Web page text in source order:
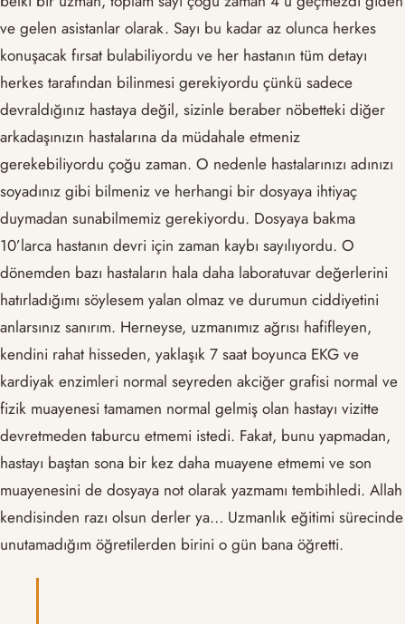
ve gelen asistanlar olarak. Sayı bu kadar az olunca herkes
konuşacak fırsat bulabiliyordu ve her hastanın tüm detayı
herkes tarafından bilinmesi gerekiyordu çünkü sadece
devraldığınız hastaya değil, sizinle beraber nöbetteki diğer
arkadaşınızın hastalarına da müdahale etmeniz
gerekebiliyordu çoğu zaman. O nedenle hastalarınızı adınızı
soyadınız gibi bilmeniz ve herhangi bir dosyaya ihtiyaç
duymadan sunabilmemiz gerekiyordu. Dosyaya bakma
10’larca hastanın devri için zaman kaybı sayılıyordu. O
dönemden bazı hastaların hala daha laboratuvar değerlerini
hatırladığımı söylesem yalan olmaz ve durumun ciddiyetini
anlarsınız sanırım. Herneyse, uzmanımız ağrısı hafifleyen,
kendini rahat hisseden, yaklaşık 7 saat boyunca EKG ve
kardiyak enzimleri normal seyreden akciğer grafisi normal ve
fizik muayenesi tamamen normal gelmiş olan hastayı vizitte
devretmeden taburcu etmemi istedi. Fakat, bunu yapmadan,
hastayı baştan sona bir kez daha muayene etmemi ve son
muayenesini de dosyaya not olarak yazmamı tembihledi. Allah
kendisinden razı olsun derler ya… Uzmanlık eğitimi sürecinde
unutamadığım öğretilerden birini o gün bana öğretti.